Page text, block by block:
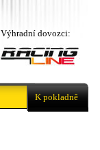
Výhradní dovozci:
K pokladně